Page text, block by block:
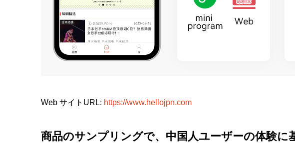
Web サイトURL: https://www.hellojpn.com
商品のサンプリングで、中国人ユーザーの体験に